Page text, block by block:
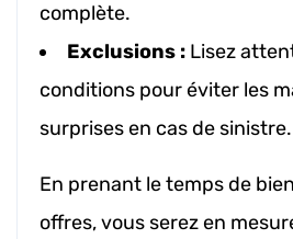
complète.
Exclusions : Lisez
conditions pour éviter les
surprises en cas de sinistre.
En prenant le temps de
offres, vous serez en